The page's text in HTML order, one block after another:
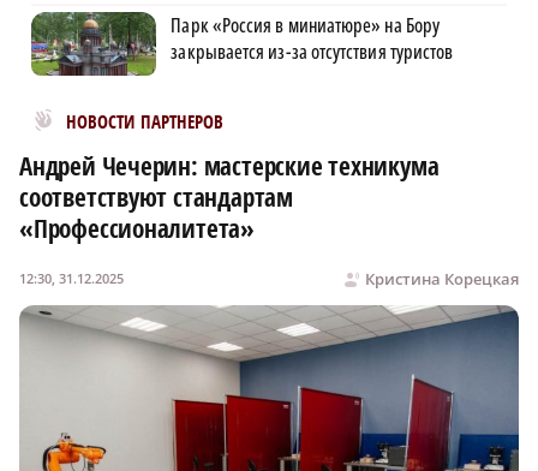
Парк «Россия в миниатюре» на Бору
закрывается из-за отсутствия туристов
НОВОСТИ ПАРТНЕРОВ
Новости МирТесен
Андрей Чечерин: мастерские техникума
соответствуют стандартам
«Профессионалитета»
Кристина Корецкая
12:30, 31.12.2025